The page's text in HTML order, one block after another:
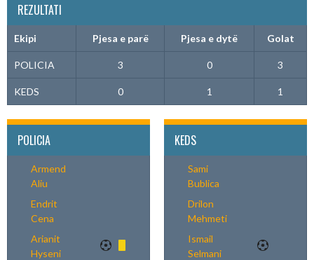
REZULTATI
Ekipi Pjesa e parë Pjesa e dytë Golat
POLICIA 3 0 3
KEDS 0 1 1
POLICIA
Armend
Aliu
Endrit
Cena
Arianit
Hyseni
KEDS
Sami
Bublica
Drilon
Mehmeti
Ismail
Selmani